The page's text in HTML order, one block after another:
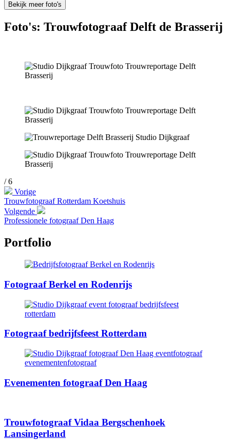
Bekijk meer foto's
Foto's: Trouwfotograaf Delft de Brasserij
/ 6
Vorige
Trouwfotograaf Rotterdam Koetshuis
Volgende
Professionele fotograaf Den Haag
Portfolio
Fotograaf Berkel en Rodenrijs
Fotograaf bedrijfsfeest Rotterdam
Evenementen fotograaf Den Haag
Trouwfotograaf Vidaa Bergschenhoek
Lansingerland